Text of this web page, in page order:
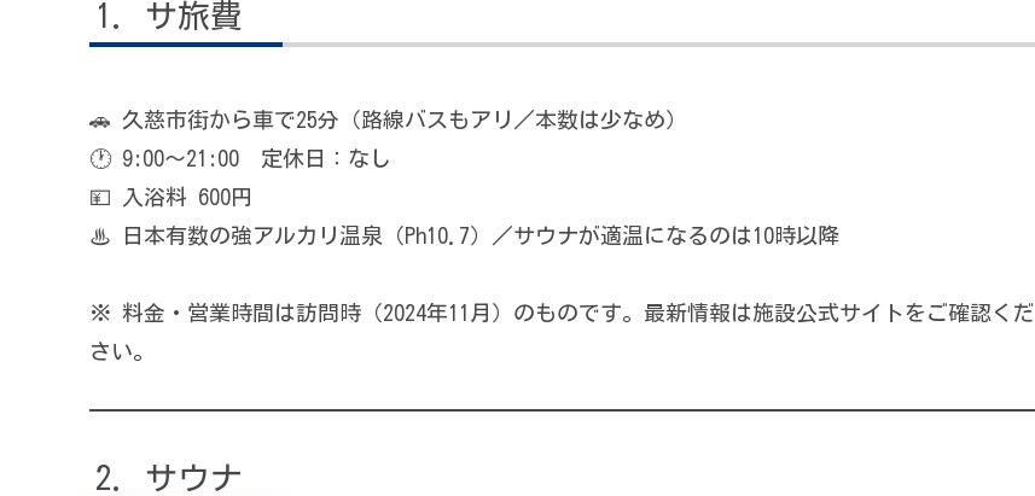
サ旅費
🚗 久慈市街から車で25分（路線バスもアリ／本数は少なめ）
🕐 9:00〜21:00 定休日：なし
💴 入浴料 600円
♨ 日本有数の強アルカリ温泉（Ph10.7）／サウナが適温になるのは10時以降
※ 料金・営業時間は訪問時（2024年11月）のものです。最新情報は施設公式サイトをご確認くだ
さい。
サウナ